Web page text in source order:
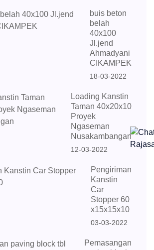
buis beton
belah
40x100
Jl.jend
Ahmadyani
CIKAMPEK
18-03-2022
Loading Kanstin
Taman 40x20x10
Proyek
Ngaseman
Nusakambangan
12-03-2022
Pengiriman
Kanstin
Car
Stopper 60
x15x15x10
03-03-2022
Pemasangan